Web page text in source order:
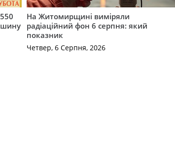
На Житомирщині виміряли
радіаційний фон 6 серпня: який
показник
Четвер, 6 Серпня, 2026